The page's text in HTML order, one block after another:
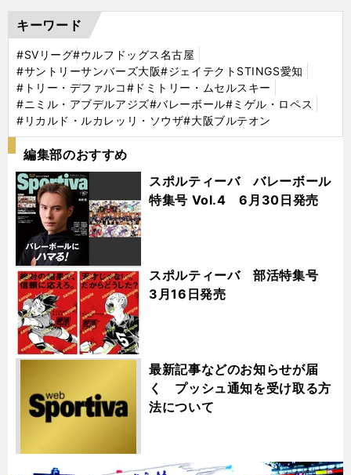
キーワード
#SVリーグ#ウルフドッグス名古屋
#サントリーサンバーズ大阪#ジェイテクトSTINGS愛知
#トリー・デファルコ#ドミトリー・ムセルスキー
#ニミル・アブデルアジズ#バレーボール#ミゲル・ロペス
#リカルド・ルカレッリ・ソウザ#大阪ブルテオン
編集部のおすすめ
スポルティーバ バレーボール
特集号 Vol.4 6月30日発売
スポルティーバ 部活特集号
3月16日発売
最新記事などのお知らせが届
く プッシュ通知を受け取る方
法について